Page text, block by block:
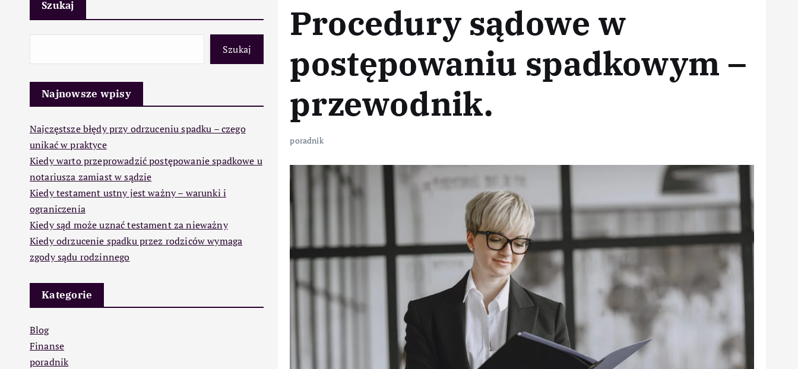
Szukaj
Szukaj
Najnowsze wpisy
Najczęstsze błędy przy odrzuceniu spadku – czego
unikać w praktyce
Kiedy warto przeprowadzić postępowanie spadkowe u
notariusza zamiast w sądzie
Kiedy testament ustny jest ważny – warunki i
ograniczenia
Kiedy sąd może uznać testament za nieważny
Kiedy odrzucenie spadku przez rodziców wymaga
zgody sądu rodzinnego
Kategorie
Blog
Finanse
poradnik
Procedury sądowe w
postępowaniu spadkowym –
przewodnik.
poradnik